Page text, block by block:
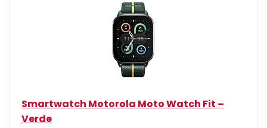
Smartwatch Motorola Moto Watch Fit –
Verde